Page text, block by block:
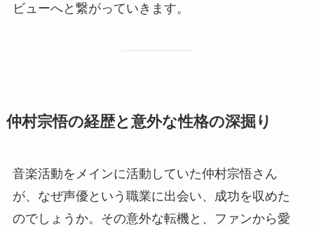
ビューへと繋がっていきます。
仲村宗悟の経歴と意外な性格の深掘り
音楽活動をメインに活動していた仲村宗悟さん
が、なぜ声優という職業に出会い、成功を収めた
のでしょうか。その意外な転機と、ファンから愛